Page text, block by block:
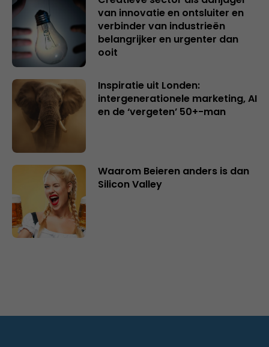
van innovatie en ontsluiter en
verbinder van industrieën
belangrijker en urgenter dan
ooit
Inspiratie uit Londen:
intergenerationele marketing, AI
en de ‘vergeten’ 50+-man
Waarom Beieren anders is dan
Silicon Valley